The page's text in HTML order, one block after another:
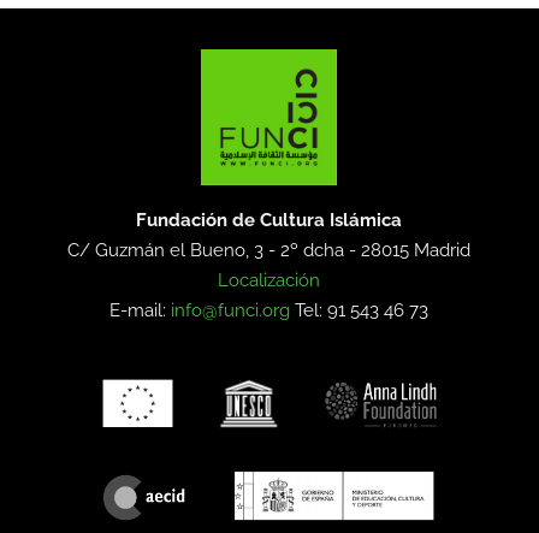
Fundación de Cultura Islámica
C/ Guzmán el Bueno, 3 - 2º dcha -28015 Madrid
Localización
E-mail: info@funci.org Tel: 91 543 46 73